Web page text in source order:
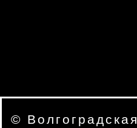
© Волгоградская